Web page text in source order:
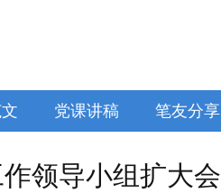
党课讲稿 笔友分享
领导小组扩大